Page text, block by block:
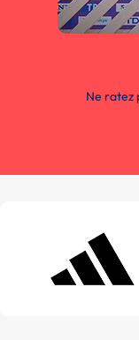
Ne ratez